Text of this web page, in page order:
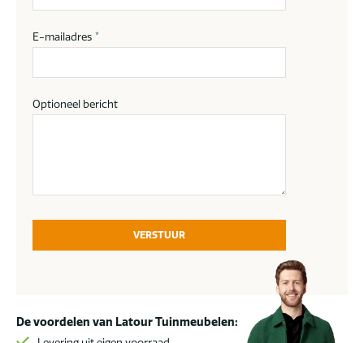
E-mailadres *
Optioneel bericht
VERSTUUR
De voordelen van Latour Tuinmeubelen: